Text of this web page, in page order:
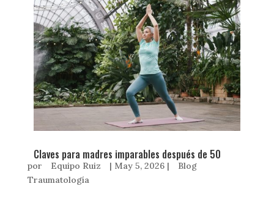
Claves para madres imparables después de 50
por Equipo Ruiz | May 5, 2026|
Blog
Traumatología